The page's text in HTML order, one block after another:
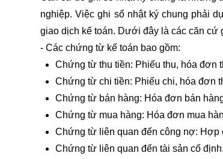
nghiệp. Việc ghi sổ nhật ký chung phải
giao dịch kế toán. Dưới đây là các căn cứ
- Các chứng từ kế toán bao gồm:
Chứng từ thu tiền: Phiếu thu, hóa đơn
Chứng từ chi tiền: Phiếu chi, hóa đơn
Chứng từ bán hàng: Hóa đơn bán
Chứng từ mua hàng: Hóa đơn mua
Chứng từ liên quan đến công nợ: Hợp
Chứng từ liên quan đến tài sản cố